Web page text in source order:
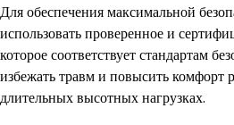
Для обеспечения максимальной
использовать проверенное и
которое соответствует стандартам
избежать травм и повысить комфорт
длительных высотных нагрузках.